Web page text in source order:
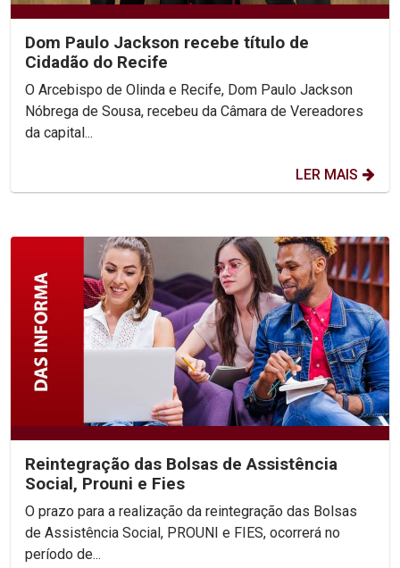
Dom Paulo Jackson recebe título de
Cidadão do Recife
O Arcebispo de Olinda e Recife, Dom Paulo Jackson
Nóbrega de Sousa, recebeu da Câmara de Vereadores
da capital...
LER MAIS
Reintegração das Bolsas de Assistência
Social, Prouni e Fies
O prazo para a realização da reintegração das Bolsas
de Assistência Social, PROUNI e FIES, ocorrerá no
período de...